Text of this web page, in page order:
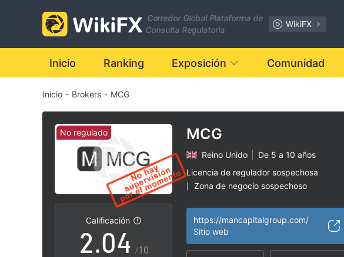
Corredor Global Plataforma de
Consulta Regulatoria
WikiFX
Inicio Ranking Exposición Comunidad
Inicio - Brokers - MCG
No regulado
Calificación
0
1
2.0
0
2
3
4 /10
MCG
Reino Unido
De 5 a 10 años
Licencia de regulador sospechosa
Zona de negocio sospechoso
https://mancapitalgroup.com/
Sitio web